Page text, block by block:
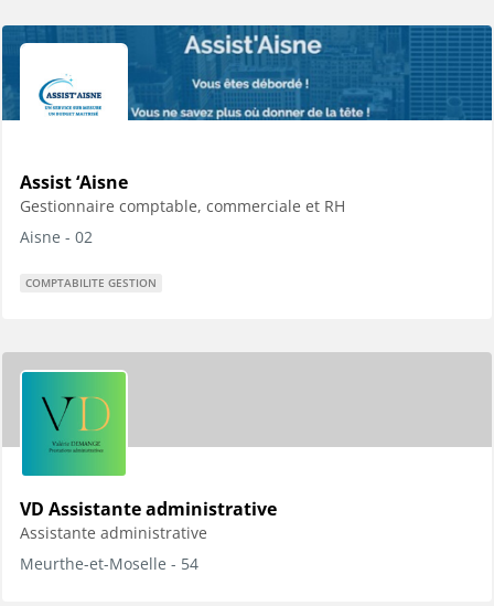
Assist ‘Aisne
Gestionnaire comptable, commerciale et RH
Aisne - 02
COMPTABILITE GESTION
VD Assistante administrative
Assistante administrative
Meurthe-et-Moselle - 54